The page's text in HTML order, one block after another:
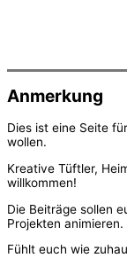
Anmerkung
Dies ist eine Seite
wollen.
Kreative Tüftler,
willkommen!
Die Beiträge sollen
Projekten animieren.
Fühlt euch wie